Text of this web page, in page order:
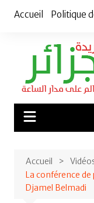
Accueil Politique
Accueil
La conférence
Djamel Belmadi